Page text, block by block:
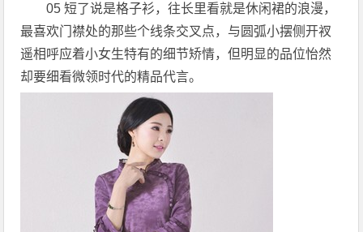
05 短了说是格子衫，往长里看就是休闲裙的浪漫，
最喜欢门襟处的那些个线条交叉点，与圆弧小摆侧开衩
遥相呼应着小女生特有的细节矫情，但明显的品位怡然
却要细看微领时代的精品代言。